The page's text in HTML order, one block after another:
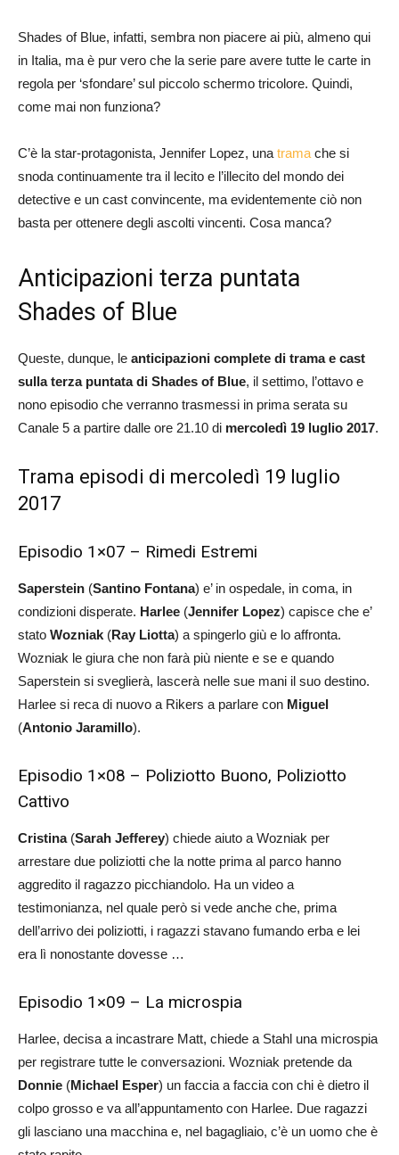
Shades of Blue, infatti, sembra non piacere ai più, almeno qui
in Italia, ma è pur vero che la serie pare avere tutte le carte in
regola per ‘sfondare’ sul piccolo schermo tricolore. Quindi,
come mai non funziona?
C’è la star-protagonista, Jennifer Lopez, una trama che si
snoda continuamente tra il lecito e l’illecito del mondo dei
detective e un cast convincente, ma evidentemente ciò non
basta per ottenere degli ascolti vincenti. Cosa manca?
Anticipazioni terza puntata
Shades of Blue
Queste, dunque, le anticipazioni complete di trama e cast
sulla terza puntata di Shades of Blue, il settimo, l’ottavo e
nono episodio che verranno trasmessi in prima serata su
Canale 5 a partire dalle ore 21.10 di mercoledì 19 luglio 2017.
Trama episodi di mercoledì 19 luglio
2017
Episodio 1×07 – Rimedi Estremi
Saperstein (Santino Fontana) e’ in ospedale, in coma, in
condizioni disperate. Harlee (Jennifer Lopez) capisce che e’
stato Wozniak (Ray Liotta) a spingerlo giù e lo affronta.
Wozniak le giura che non farà più niente e se e quando
Saperstein si sveglierà, lascerà nelle sue mani il suo destino.
Harlee si reca di nuovo a Rikers a parlare con Miguel
(Antonio Jaramillo).
Episodio 1×08 – Poliziotto Buono, Poliziotto
Cattivo
Cristina(Sarah Jefferey) chiede aiuto a Wozniak per
arrestare due poliziotti che la notte prima al parco hanno
aggredito il ragazzo picchiandolo. Ha un video a
testimonianza, nel quale però si vede anche che, prima
dell’arrivo dei poliziotti, i ragazzi stavano fumando erba e lei
era lì nonostante dovesse …
Episodio 1×09 – La microspia
Harlee, decisa a incastrare Matt, chiede a Stahl una microspia
per registrare tutte le conversazioni. Wozniak pretende da
Donnie (Michael Esper) un faccia a faccia con chi è dietro il
colpo grosso e va all’appuntamento con Harlee. Due ragazzi
gli lasciano una macchina e, nel bagagliaio, c’è un uomo che è